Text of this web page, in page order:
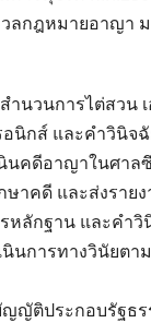
ลกฎหมายอาญา ม
ำนวนการไต่สวน
อนิกส์ และคำวินิจ
นคดีอาญาในศาล
าคดี และส่งรายง
หลักฐาน และคำวิ
นการทางวินัยตา
ญัติประกอบรัฐธ